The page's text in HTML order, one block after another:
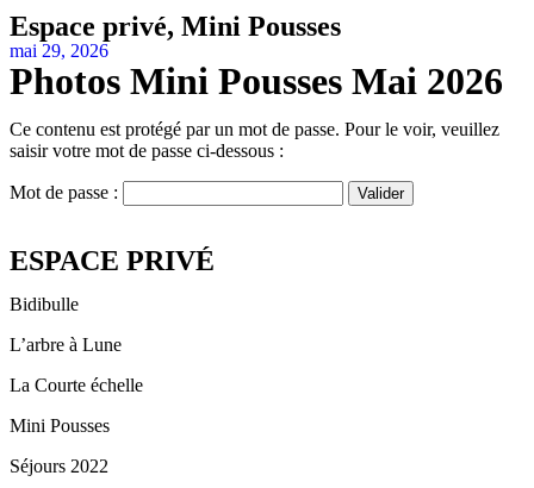
Espace privé, Mini Pousses
mai 29, 2026
Photos Mini Pousses Mai 2026
Ce contenu est protégé par un mot de passe. Pour le voir, veuillez
saisir votre mot de passe ci-dessous :
Mot de passe :
ESPACE PRIVÉ
Bidibulle
L’arbre à Lune
La Courte échelle
Mini Pousses
Séjours 2022